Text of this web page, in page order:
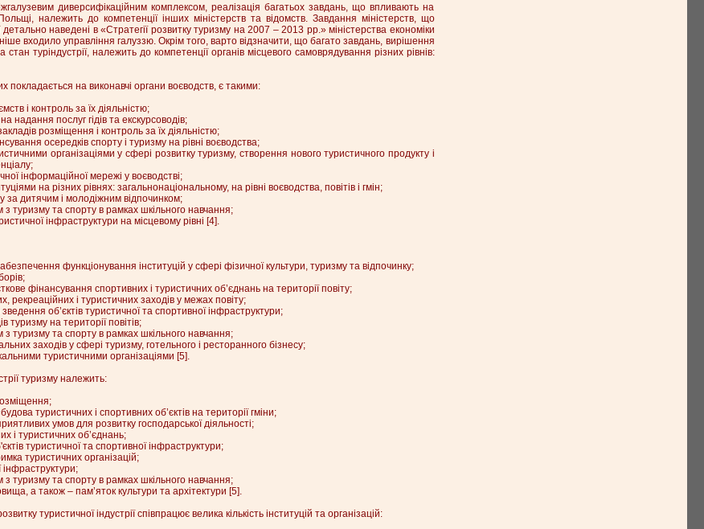
диверсифікаційним комплексом, реалізація багатьох завдань, що впливають на
Польщі, належить до компетенції інших міністерств та відомств. Завдання міністерств, що
детально наведені в «Стратегії розвитку туризму на 2007 – 2013 рр.» міністерства економіки
входило управління галуззю. Окрім того, варто відзначити, що багато завдань, вирішення
туріндустрії, належить до компетенції органів місцевого самоврядування різних рівнів:
покладається на виконавчі органи воєводств, є такими:
і контроль за їх діяльністю;
надання послуг гідів та екскурсоводів;
розміщення і контроль за їх діяльністю;
осередків спорту і туризму на рівні воєводства;
організаціями у сфері розвитку туризму, створення нового туристичного продукту і
інформаційної мережі у воєводстві;
на різних рівнях: загальнонаціональному, на рівні воєводства, повітів і гмін;
за дитячим і молодіжним відпочинком;
з туризму та спорту в рамках шкільного навчання;
інфраструктури на місцевому рівні [4].
функціонування інституцій у сфері фізичної культури, туризму та відпочинку;
фінансування спортивних і туристичних об’єднань на території повіту;
рекреаційних і туристичних заходів у межах повіту;
об’єктів туристичної та спортивної інфраструктури;
туризму на території повітів;
з туризму та спорту в рамках шкільного навчання;
заходів у сфері туризму, готельного і ресторанного бізнесу;
туристичними організаціями [5].
туризму належить:
туристичних і спортивних об’єктів на території гміни;
умов для розвитку господарської діяльності;
і туристичних об’єднань;
туристичної та спортивної інфраструктури;
туристичних організацій;
інфраструктури;
з туризму та спорту в рамках шкільного навчання;
а також – пам’яток культури та архітектури [5].
туристичної індустрії співпрацює велика кількість інституцій та організацій: